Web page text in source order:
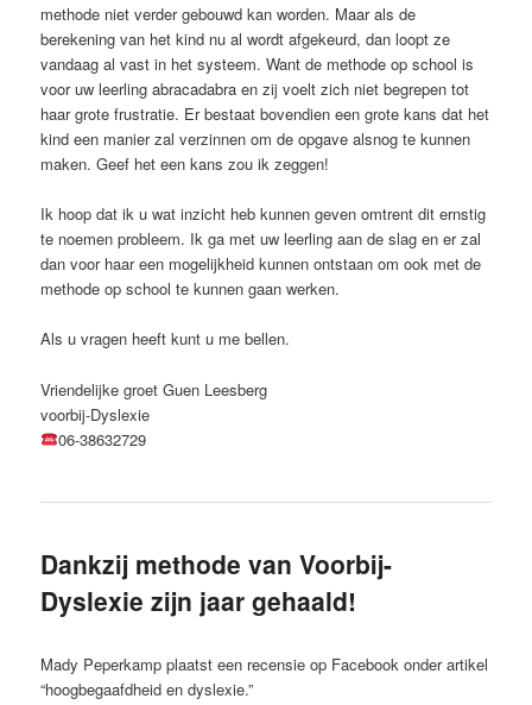
methode niet verder gebouwd kan worden. Maar als de
berekening van het kind nu al wordt afgekeurd, dan loopt ze
vandaag al vast in het systeem. Want de methode op school is
voor uw leerling abracadabra en zij voelt zich niet begrepen tot
haar grote frustratie. Er bestaat bovendien een grote kans dat het
kind een manier zal verzinnen om de opgave alsnog te kunnen
maken. Geef het een kans zou ik zeggen!
Ik hoop dat ik u wat inzicht heb kunnen geven omtrent dit ernstig
te noemen probleem. Ik ga met uw leerling aan de slag en er zal
dan voor haar een mogelijkheid kunnen ontstaan om ook met de
methode op school te kunnen gaan werken.
Als u vragen heeft kunt u me bellen.
Vriendelijke groet Guen Leesberg
voorbij-Dyslexie
06-38632729
Dankzij methode van Voorbij-
Dyslexie zijn jaar gehaald!
Mady Peperkamp plaatst een recensie op Facebook onder artikel
“hoogbegaafdheid en dyslexie.”